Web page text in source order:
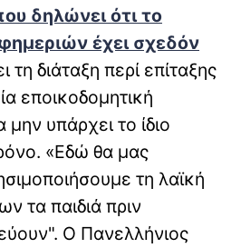
δηλώνει ότι το
έχει σχεδόν
τη διάταξη περί επίταξης
εποικοδομητική
υπάρχει το ίδιο
«Εδώ θα μας
τη λαϊκή
τα παιδιά πριν
Ο Πανελλήνιος